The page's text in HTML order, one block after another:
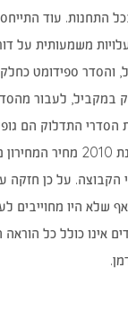
התחנות. עוד
משמעותית על
והסדר ספידומט
במקביל, לעבור
הסדרי התדלוק הם
החל מראשית
הקבוצה. על כן חזקה
שלא היו מחוייבים
אינו כולל כל